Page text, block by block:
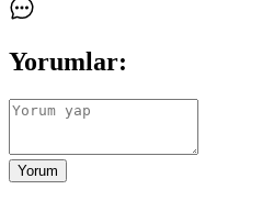
Yorumlar:
Yorum